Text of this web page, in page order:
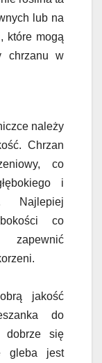
lub na
które mogą
chrzanu w
należy
Chrzan
co
i
Najlepiej
co
jakość
do
dobrze się
gleba jest